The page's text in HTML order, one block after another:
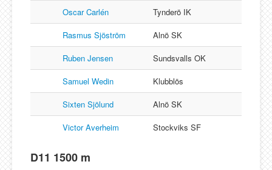
Oscar Carlén
Tynderö IK
Rasmus Sjöström
Alnö SK
Ruben Jensen
Sundsvalls OK
Samuel Wedin
Klubblös
Sixten Sjölund
Alnö SK
Victor Averheim
Stockviks SF
D11 1500 m